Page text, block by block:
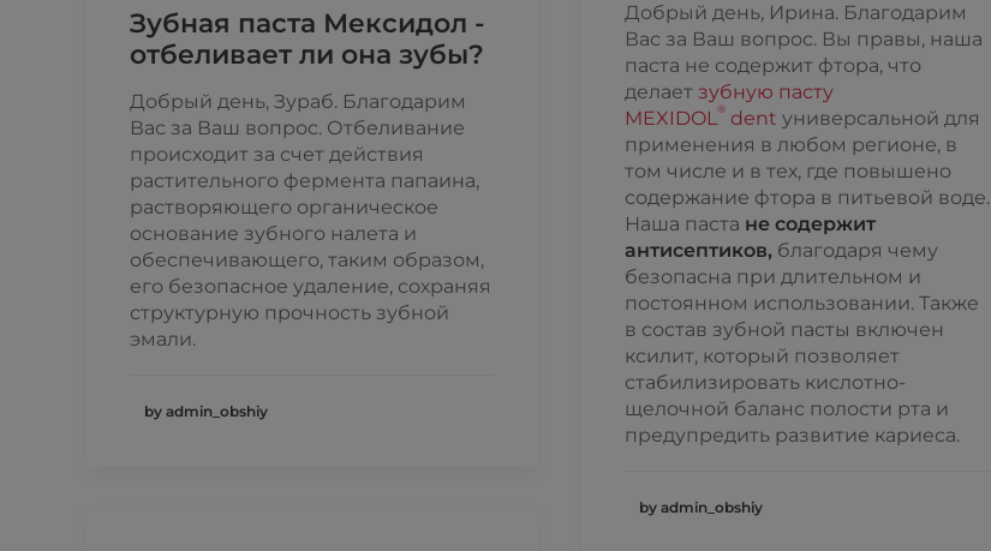
Добрый день, Ирина. Благодарим
Вас за Ваш вопрос. Вы правы, наша
паста не содержит фтора, что
делает зубную пасту
MEXIDOL® dent универсальной для
применения в любом регионе, в
том числе и в тех, где повышено
содержание фтора в питьевой воде.
Наша паста не содержит
антисептиков, благодаря чему
безопасна при длительном и
постоянном использовании. Также
в состав зубной пасты включен
ксилит, который позволяет
стабилизировать кислотно-
щелочной баланс полости рта и
предупредить развитие кариеса.
by admin_obshiy
Зубная паста Мексидол -
отбеливает ли она зубы?
Добрый день, Зураб. Благодарим
Вас за Ваш вопрос. Отбеливание
происходит за счет действия
растительного фермента папаина,
растворяющего органическое
основание зубного налета и
обеспечивающего, таким образом,
его безопасное удаление, сохраняя
структурную прочность зубной
эмали.
by admin_obshiy